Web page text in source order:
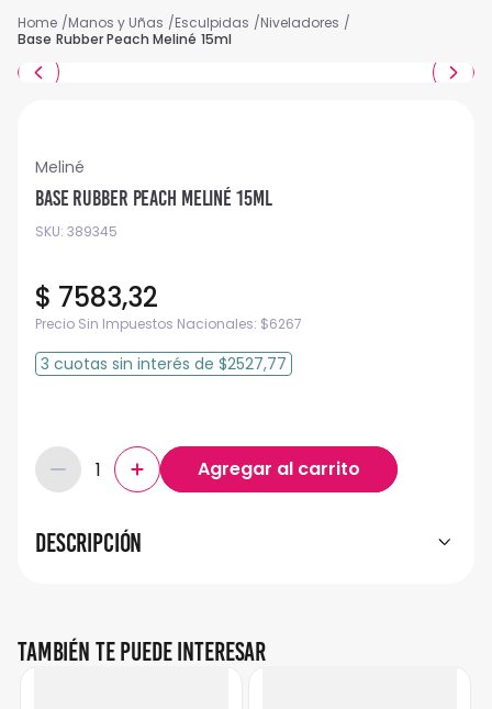
Manos y Uñas Esculpidas
Niveladores
Base Rubber Peach Meliné 15ml
Meliné
Base Rubber Peach Meliné 15ml
SKU: 389345
$ 7583,32
Precio Sin Impuestos Nacionales: $6267
3 cuotas sin interés de $2527,77
Descripción
También te puede interesar